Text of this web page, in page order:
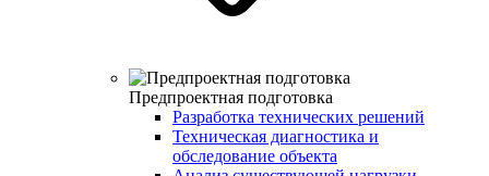
Предпроектная подготовка
Разработка технических решений
Техническая диагностика и
обследование объекта